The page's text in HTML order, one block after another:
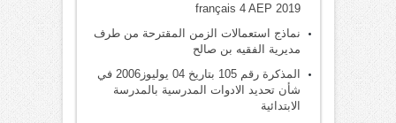
français 4 AEP 2019
نماذج استعمالات الزمن المقترحة من طرف
مديرية الفقيه بن صالح
المذكرة رقم 105 بتاريخ 04 يوليوز2006 في
شأن تحديد الادوات المدرسية بالمدرسة
الابتدائية